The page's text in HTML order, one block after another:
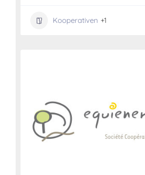
Kooperativen +1